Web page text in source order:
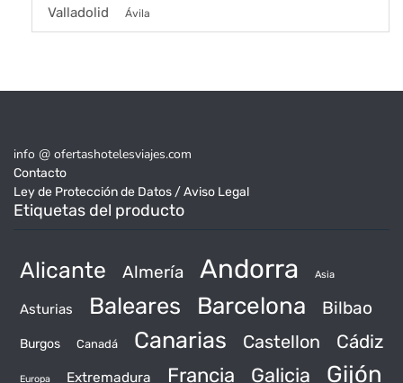
Valladolid Ávila
info @ ofertashotelesviajes.com
Contacto
Ley de Protección de Datos / Aviso Legal
Etiquetas del producto
Alicante Almería Andorra Asia
Asturias Baleares Barcelona Bilbao
Burgos Canadá Canarias Castellon Cádiz
Europa Extremadura Francia Galicia Gijón